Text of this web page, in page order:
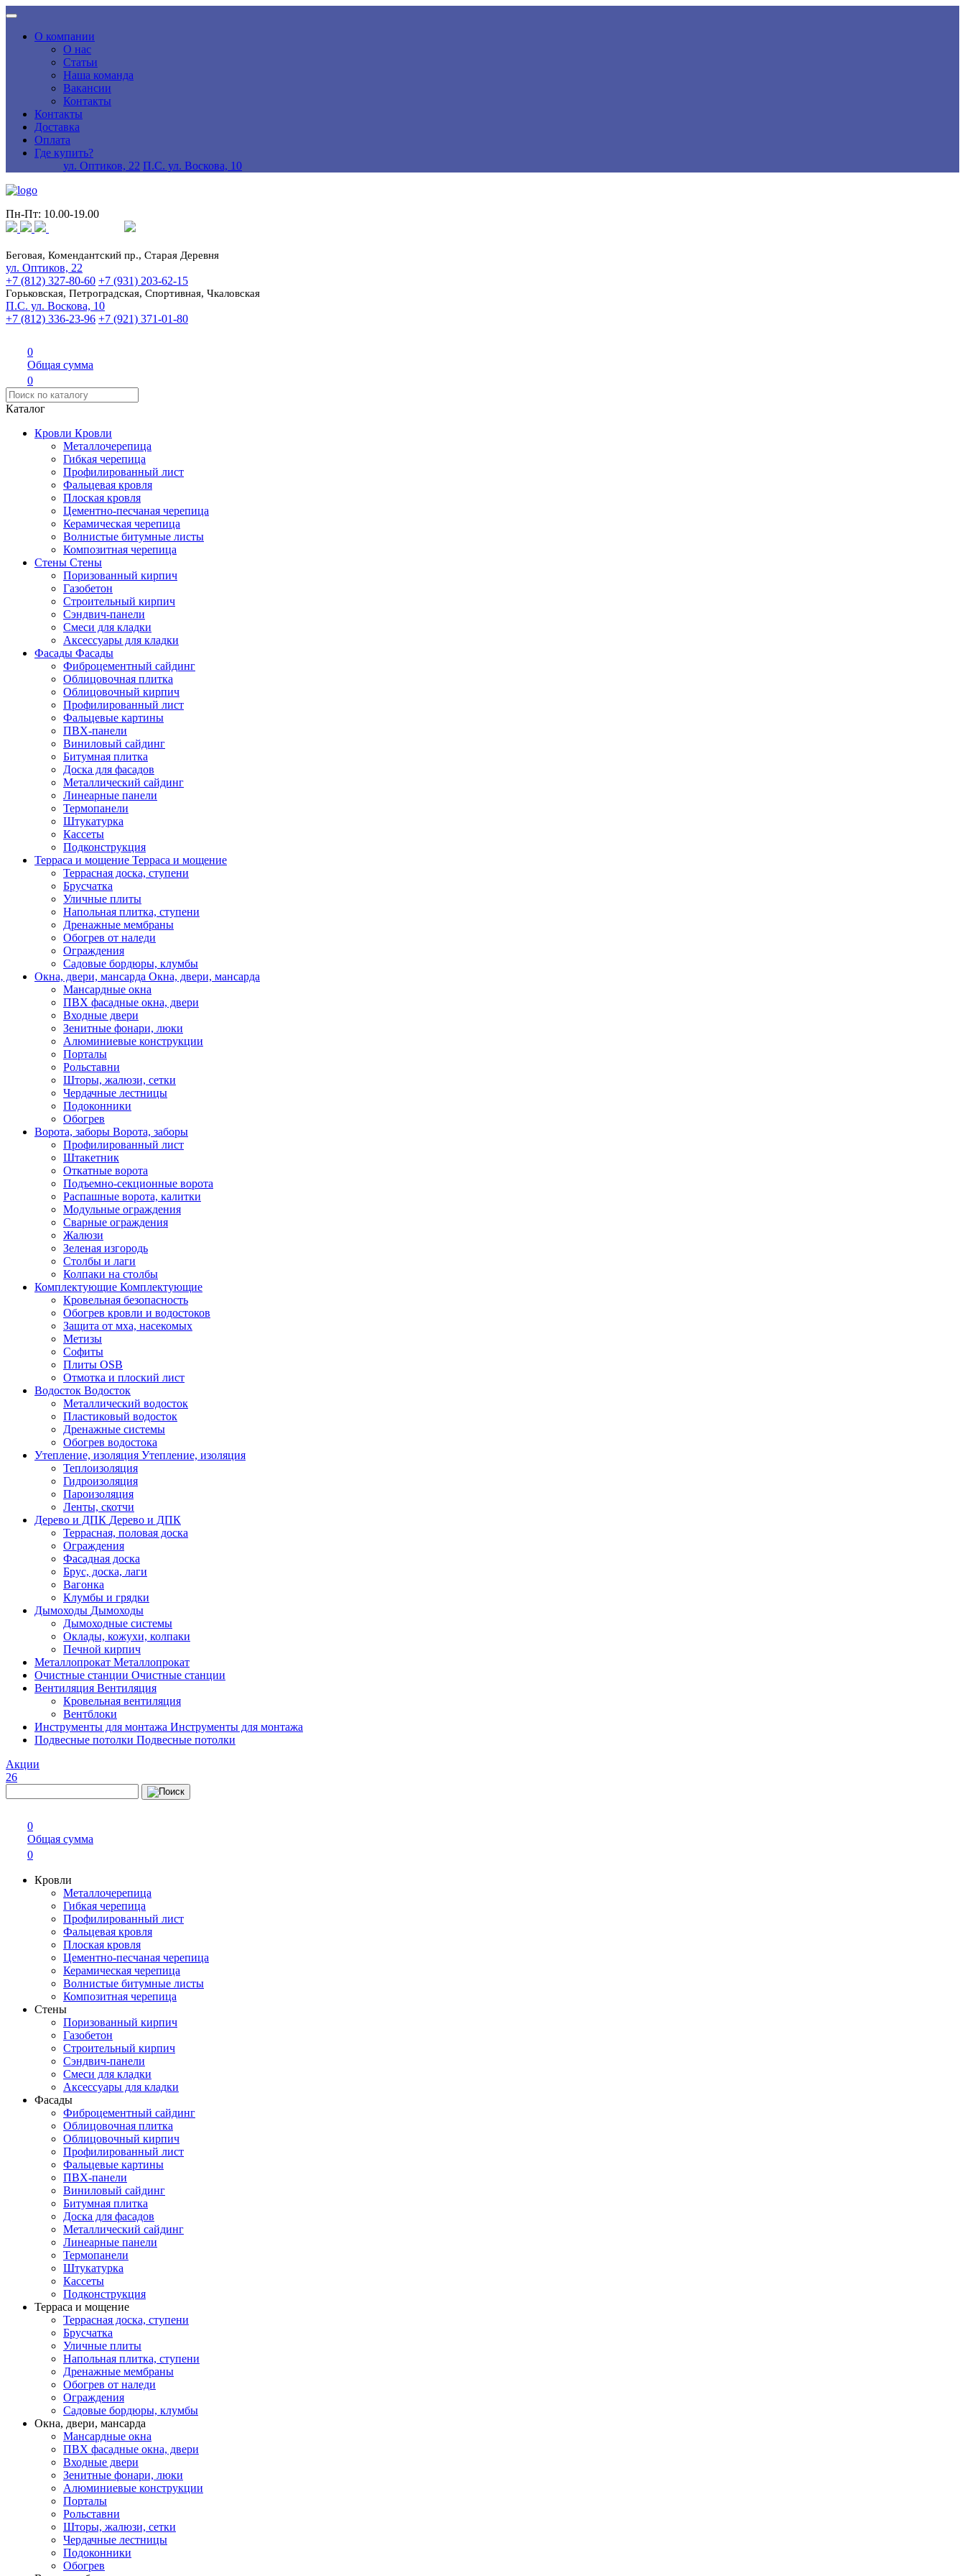
О компании
О нас
Статьи
Наша команда
Вакансии
Контакты
Контакты
Доставка
Оплата
Где купить?
ул. Оптиков, 22 П.С. ул. Воскова, 10
Пн-Пт: 10.00-19.00
Беговая, Комендантский пр., Старая Деревня
ул. Оптиков, 22
+7 (812) 327-80-60 +7 (931) 203-62-15
Горьковская, Петроградская, Спортивная, Чкаловская
П.С. ул. Воскова, 10
+7 (812) 336-23-96 +7 (921) 371-01-80
0
Общая сумма
0
Каталог
Кровли Кровли
Металлочерепица
Гибкая черепица
Профилированный лист
Фальцевая кровля
Плоская кровля
Цементно-песчаная черепица
Керамическая черепица
Волнистые битумные листы
Композитная черепица
Стены Стены
Поризованный кирпич
Газобетон
Строительный кирпич
Сэндвич-панели
Смеси для кладки
Аксессуары для кладки
Фасады Фасады
Фиброцементный сайдинг
Облицовочная плитка
Облицовочный кирпич
Профилированный лист
Фальцевые картины
ПВХ-панели
Виниловый сайдинг
Битумная плитка
Доска для фасадов
Металлический сайдинг
Линеарные панели
Термопанели
Штукатурка
Кассеты
Подконструкция
Терраса и мощение Терраса и мощение
Террасная доска, ступени
Брусчатка
Уличные плиты
Напольная плитка, ступени
Дренажные мембраны
Обогрев от наледи
Ограждения
Садовые бордюры, клумбы
Окна, двери, мансарда Окна, двери, мансарда
Мансардные окна
ПВХ фасадные окна, двери
Входные двери
Зенитные фонари, люки
Алюминиевые конструкции
Порталы
Рольставни
Шторы, жалюзи, сетки
Чердачные лестницы
Подоконники
Обогрев
Ворота, заборы Ворота, заборы
Профилированный лист
Штакетник
Откатные ворота
Подъемно-секционные ворота
Распашные ворота, калитки
Модульные ограждения
Сварные ограждения
Жалюзи
Зеленая изгородь
Столбы и лаги
Колпаки на столбы
Комплектующие Комплектующие
Кровельная безопасность
Обогрев кровли и водостоков
Защита от мха, насекомых
Метизы
Софиты
Плиты OSB
Отмотка и плоский лист
Водосток Водосток
Металлический водосток
Пластиковый водосток
Дренажные системы
Обогрев водостока
Утепление, изоляция Утепление, изоляция
Теплоизоляция
Гидроизоляция
Пароизоляция
Ленты, скотчи
Дерево и ДПК Дерево и ДПК
Террасная, половая доска
Ограждения
Фасадная доска
Брус, доска, лаги
Вагонка
Клумбы и грядки
Дымоходы Дымоходы
Дымоходные системы
Оклады, кожухи, колпаки
Печной кирпич
Металлопрокат Металлопрокат
Очистные станции Очистные станции
Вентиляция Вентиляция
Кровельная вентиляция
Вентблоки
Инструменты для монтажа Инструменты для монтажа
Подвесные потолки Подвесные потолки
Акции
26
0
Общая сумма
0
Кровли
Металлочерепица
Гибкая черепица
Профилированный лист
Фальцевая кровля
Плоская кровля
Цементно-песчаная черепица
Керамическая черепица
Волнистые битумные листы
Композитная черепица
Стены
Поризованный кирпич
Газобетон
Строительный кирпич
Сэндвич-панели
Смеси для кладки
Аксессуары для кладки
Фасады
Фиброцементный сайдинг
Облицовочная плитка
Облицовочный кирпич
Профилированный лист
Фальцевые картины
ПВХ-панели
Виниловый сайдинг
Битумная плитка
Доска для фасадов
Металлический сайдинг
Линеарные панели
Термопанели
Штукатурка
Кассеты
Подконструкция
Терраса и мощение
Террасная доска, ступени
Брусчатка
Уличные плиты
Напольная плитка, ступени
Дренажные мембраны
Обогрев от наледи
Ограждения
Садовые бордюры, клумбы
Окна, двери, мансарда
Мансардные окна
ПВХ фасадные окна, двери
Входные двери
Зенитные фонари, люки
Алюминиевые конструкции
Порталы
Рольставни
Шторы, жалюзи, сетки
Чердачные лестницы
Подоконники
Обогрев